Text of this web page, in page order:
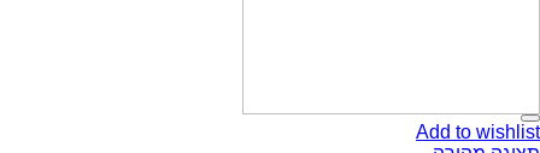
Add to wishlist